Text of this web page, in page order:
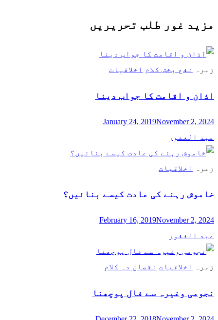
مزید غور طلب تحریریں
زمرہ نفع بخش کلام اخلاقیات
اذان و اقامت کا جواب دینا
January 24, 2019November 2, 2024
عبد الغفور
زمرہ اخلاقیات
خاموش رہنے کی عادت کیسے بنائیں؟
February 16, 2019November 2, 2024
عبد الغفور
زمرہ اخلاقیات نقصان دہ کلام
نجومی وغیرہ سے فال پوچھنا